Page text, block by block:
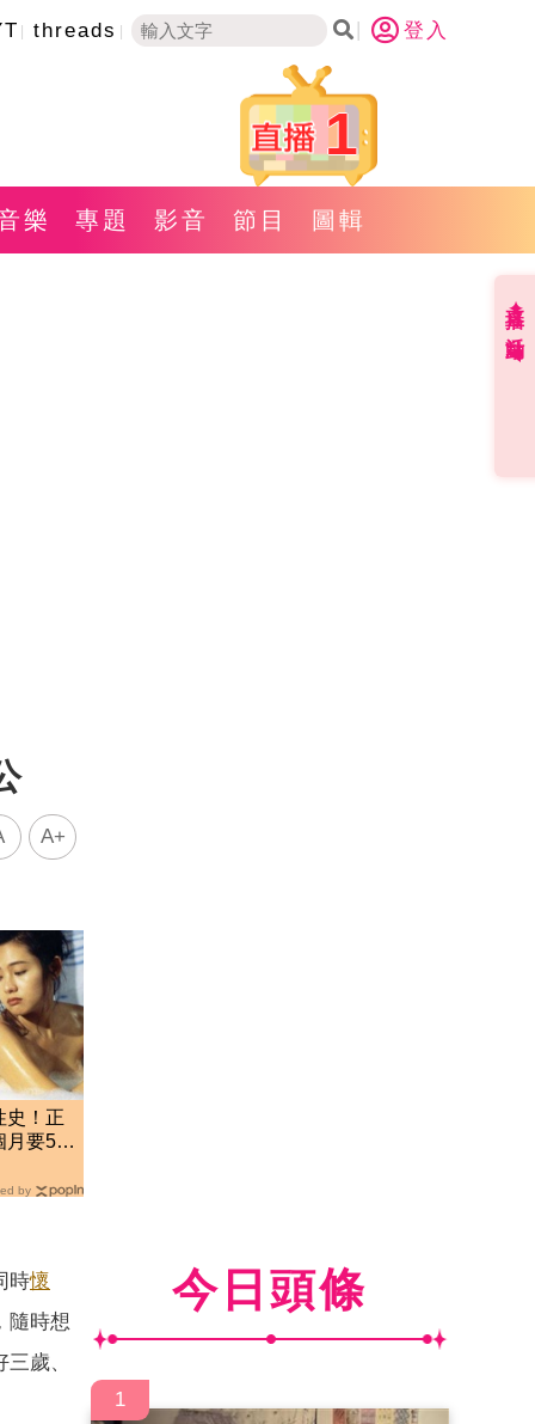
threads 登入
1
樂 專題 影音 節目 圖輯
A+
史！正
月要52
by
時懷
隨時想
歲、
今日頭條
1
直播✦活動